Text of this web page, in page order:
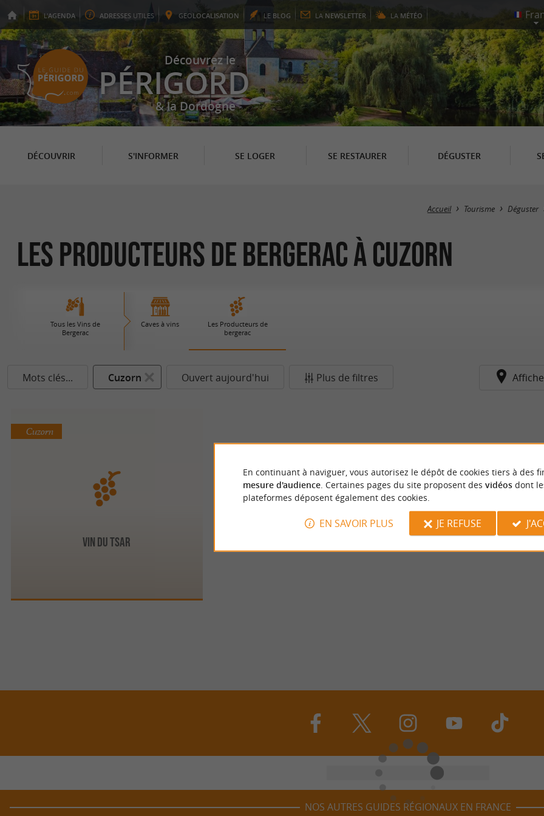
L'AGENDA ADRESSES UTILES GEOLOCALISATION LE BLOG LA NEWSLETTER LA MÉTÉO
Découvrez le
PÉRIGORD
& la Dordogne
DÉCOUVRIR S'INFORMER SE LOGER SE RESTAURER DÉGUSTER
Accueil Tourisme Déguster
Les Producteurs de bergerac à Cuzorn
Tous les Vins de
Bergerac
Caves à vins
Les Producteurs de
bergerac
Mots clés... Cuzorn Ouvert aujourd'hui Plus de filtres
Vin du Tsar
Cuzorn
NOS AUTRES GUIDES RÉGIONAUX EN FRANCE
En continuant à naviguer, vous autorisez le dépôt de cookies tiers à des
mesure d'audience. Certaines pages du site proposent des vidéosdont
plateformes déposent également des cookies.
EN SAVOIR PLUS JE REFUSE